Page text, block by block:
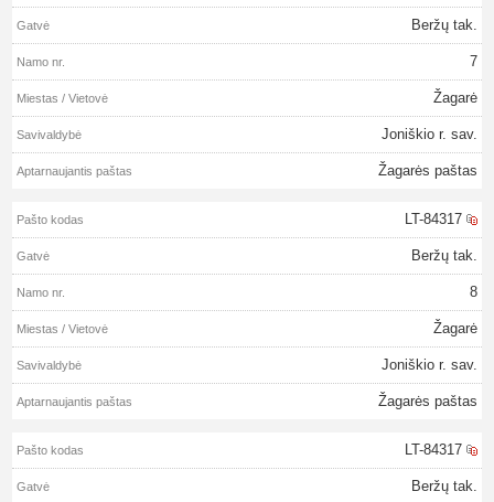
Beržų tak.
7
Žagarė
Joniškio r. sav.
Žagarės paštas
LT-84317
Beržų tak.
8
Žagarė
Joniškio r. sav.
Žagarės paštas
LT-84317
Beržų tak.